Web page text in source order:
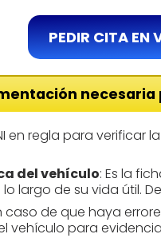
PEDIR CITA EN
necesaria
en regla para
del vehículo: Es la
largo de su vida útil.
caso de que haya
vehículo para